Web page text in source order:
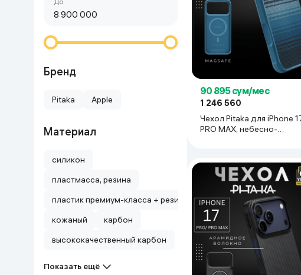
Спортивные товары
Автотовары
Детские товары
Ювелирные изделия
Очки виртуальной
Умные очки
Бренд
Pitaka Apple
Материал
силикон
пластмасса, резина
пластик премиум-класса + резина вокруг.
кожаный
карбон
высококачественный карбон
Показать ещё
90 895 сум/мес
1 246 560
Чехол Pitaka для iPhone
PRO MAX, небесно-